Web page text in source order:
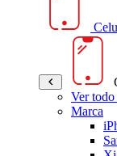
Ver todo
Marca